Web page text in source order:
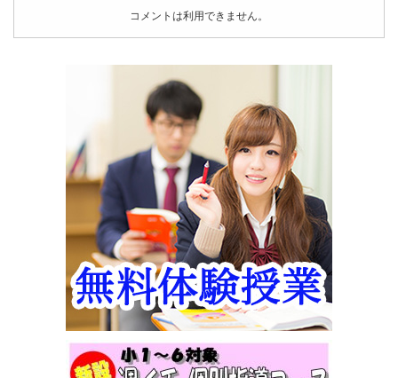
コメントは利用できません。